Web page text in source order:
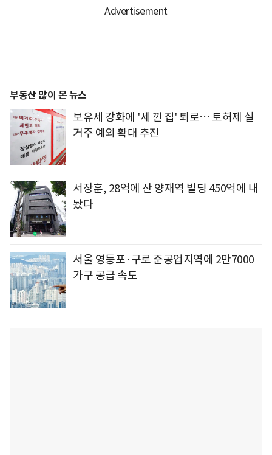
부동산 많이 본 뉴스
보유세 강화에 '세 낀 집' 퇴로… 토허제 실
거주 예외 확대 추진
서장훈, 28억에 산 양재역 빌딩 450억에 내
놨다
서울 영등포·구로 준공업지역에 2만7000
가구 공급 속도